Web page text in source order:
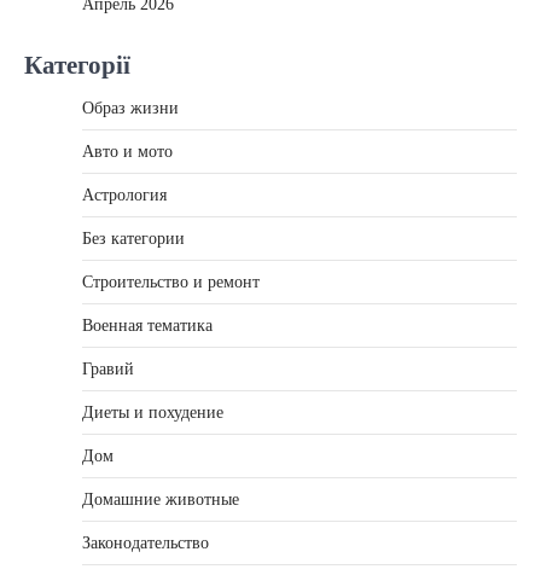
Апрель 2026
Категорії
Образ жизни
Авто и мото
Астрология
Без категории
Строительство и ремонт
Военная тематика
Гравий
Диеты и похудение
Дом
Домашние животные
Законодательство